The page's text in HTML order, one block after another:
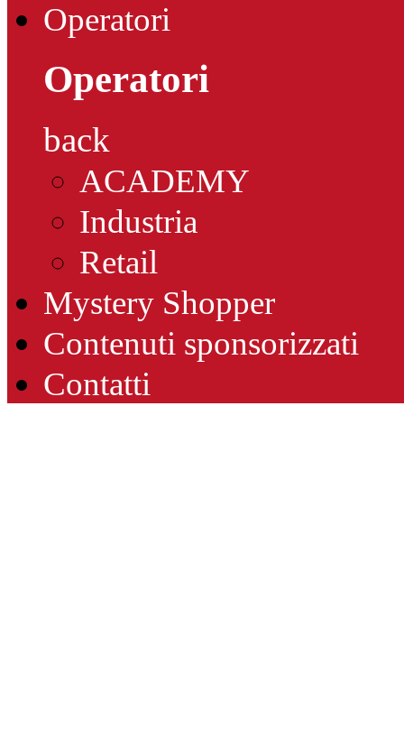
Operatori
Operatori
back
ACADEMY
Industria
Retail
Mystery Shopper
Contenuti sponsorizzati
Contatti